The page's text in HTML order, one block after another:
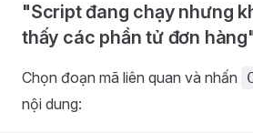
"Script đang chạy nhưng
thấy các phần tử đơn
Chọn đoạn mã liên quan và nhấn
nội dung: